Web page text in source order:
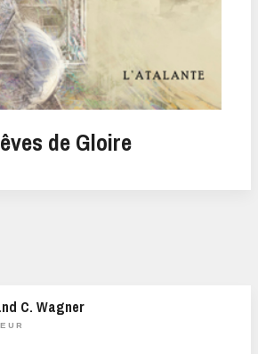
de Gloire
C. Wagner